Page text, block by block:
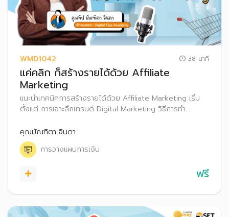
WMD1042 38 นาที
แค่คลิก ก็สร้างรายได้ด้วย Affiliate
Marketing
แนะนำเทคนิคการสร้างรายได้ด้วย Affiliate Marketing เริ่ม
ตั้งแต่ การเจาะลึกเทรนด์ Digital Marketing วิธีการทำ
ทำ Affiliate Marketing อย่างไรให้ประสบความสำเร็จ รวมถึง
เทคนิคการสร้าง Passive Income
คุณมัณฑิตา จินดา
การวางแผนการเงิน
ฟรี